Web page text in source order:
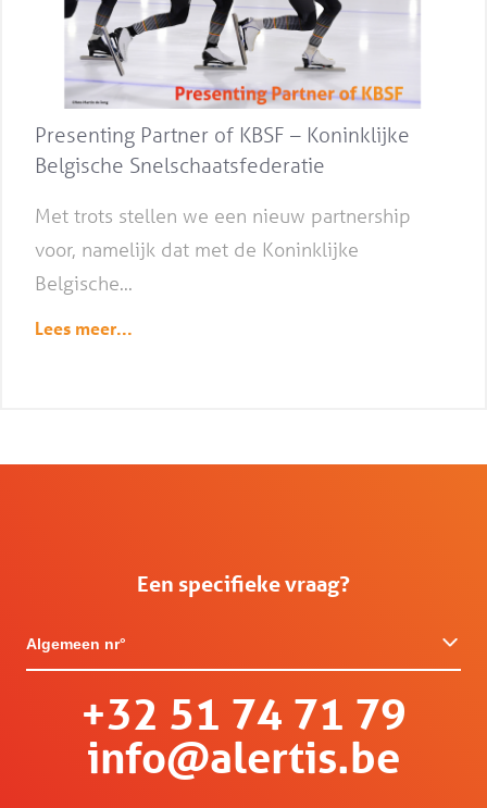
Presenting Partner of KBSF – Koninklijke
Belgische Snelschaatsfederatie
Met trots stellen we een nieuw partnership
voor, namelijk dat met de Koninklijke
Belgische...
Lees meer...
Een specifieke vraag?
Algemeen nr°
+32 51 74 71 79
info@alertis.be